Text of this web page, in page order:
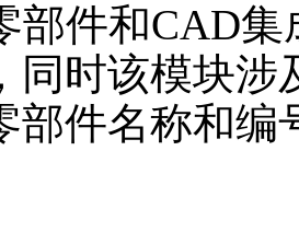
件和CAD集
同时该模块涉
部件名称和编